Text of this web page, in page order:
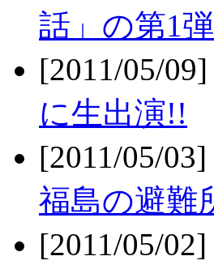
話」の第1
[2011/05/
に生出演!!
[2011/05/
福島の避難
[2011/05/